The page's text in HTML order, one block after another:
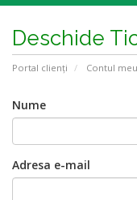
Deschide
Portal clienți Contul meu
Nume
Adresa e-mail